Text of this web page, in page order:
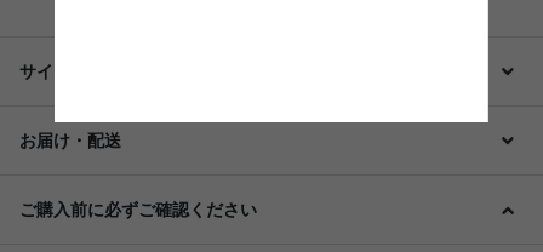
サイズ・仕様・備考
お届け・配送
ご購入前に必ずご確認ください